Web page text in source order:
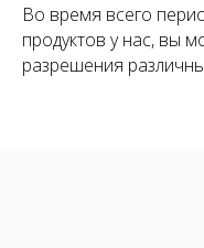
Во время всего
продуктов у нас, вы
разрешения